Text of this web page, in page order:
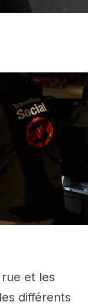
et les
différents